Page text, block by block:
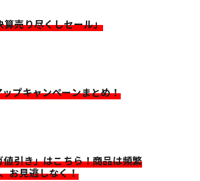
売り尽くしセール」
プキャンペーンまとめ！
引き」はこちら！商品は頻繁
お見逃しなく！